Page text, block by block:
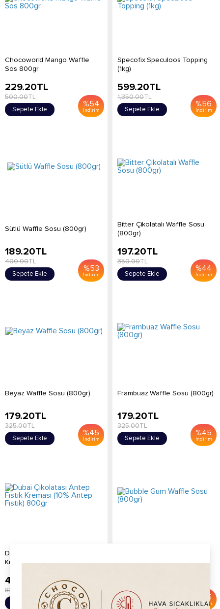
Chocoworld Mango Waffle
Sos 800gr
%54
İndirim
229.20TL
500.00TL
Sepete Ekle
Specofix Speculoos Topping
(1kg)
%56
İndirim
599.20TL
1,350.00TL
Sepete Ekle
Sütlü Waffle Sosu (800gr)
%53
İndirim
189.20TL
400.00TL
Sepete Ekle
Bitter Çikolatalı Waffle Sosu
(800gr)
%44
İndirim
197.20TL
350.00TL
Sepete Ekle
Beyaz Waffle Sosu (800gr)
%45
İndirim
179.20TL
325.00TL
Sepete Ekle
Frambuaz Waffle Sosu (800gr)
%45
İndirim
179.20TL
325.00TL
Sepete Ekle
Dubai Çikolatası Antep Fıstık
Kreması (10% Antep Fıstık) 80...
%
İndirim
495.00
820.00
Sepete Ekle
(800gr)
45
İndirim
325.00
Sepete Ekle